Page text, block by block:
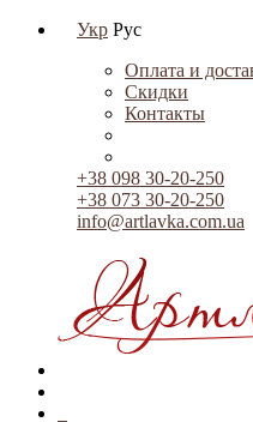
Укр Рус
Оплата и
Скидки
Контакты
+38 098 30-20-250
+38 073 30-20-250
info@artlavka.com.ua